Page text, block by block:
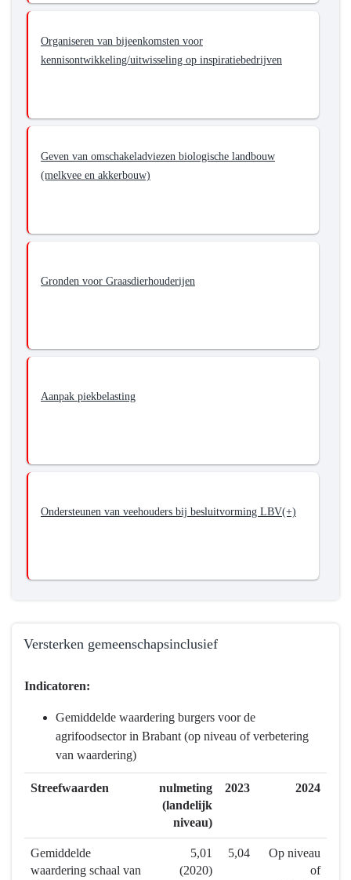
Organiseren van bijeenkomsten voor
kennisontwikkeling/uitwisseling op inspiratiebedrijven
Geven van omschakeladviezen biologische landbouw
(melkvee en akkerbouw)
Gronden voor Graasdierhouderijen
Aanpak piekbelasting
Ondersteunen van veehouders bij besluitvorming LBV(+)
Versterken gemeenschapsinclusief
naar
Landbouw
Indicatoren:
Gemiddelde waardering burgers voor de
agrifoodsector in Brabant (op niveau of verbetering
van waardering)
Streefwaarden
nulmeting
(landelijk
niveau)
2023 2024
Gemiddelde
waardering schaal van
5,01
(2020)
5,04
Op niveau
of